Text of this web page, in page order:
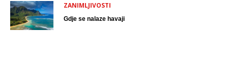
ZANIMLJIVOSTI
Gdje se nalaze havaji